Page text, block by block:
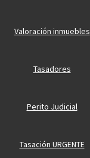
Valoración inmuebles
Tasadores
Perito Judicial
Tasación URGENTE